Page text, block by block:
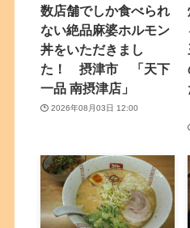
数店舗でしか食べられ
ない絶品麻婆ホルモン
丼をいただきまし
た！ 摂津市 「天下
一品 南摂津店」
2026年08月03日 12:00